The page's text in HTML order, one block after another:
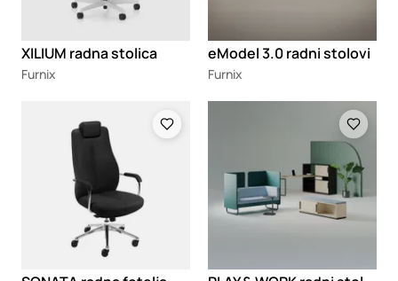
XILIUM radna stolica
Furnix
eModel 3.0 radni stolovi
Furnix